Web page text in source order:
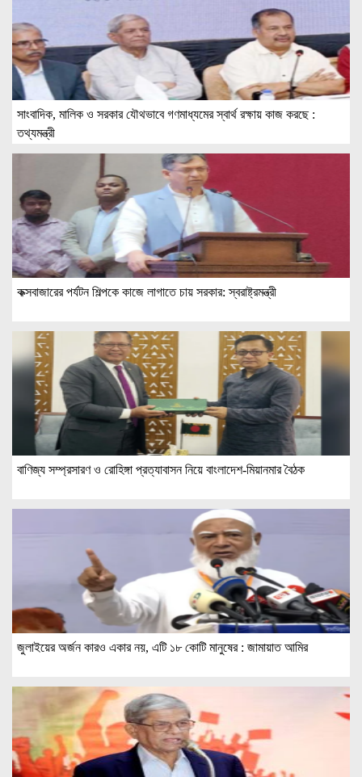
সাংবাদিক, মালিক ও সরকার যৌথভাবে গণমাধ্যমের স্বার্থ রক্ষায় কাজ করছে :
তথ্যমন্ত্রী
কক্সবাজারের পর্যটন শিল্পকে কাজে লাগাতে চায় সরকার: স্বরাষ্ট্রমন্ত্রী
বাণিজ্য সম্প্রসারণ ও রোহিঙ্গা প্রত্যাবাসন নিয়ে বাংলাদেশ-মিয়ানমার বৈঠক
জুলাইয়ের অর্জন কারও একার নয়, এটি ১৮ কোটি মানুষের : জামায়াত আমির